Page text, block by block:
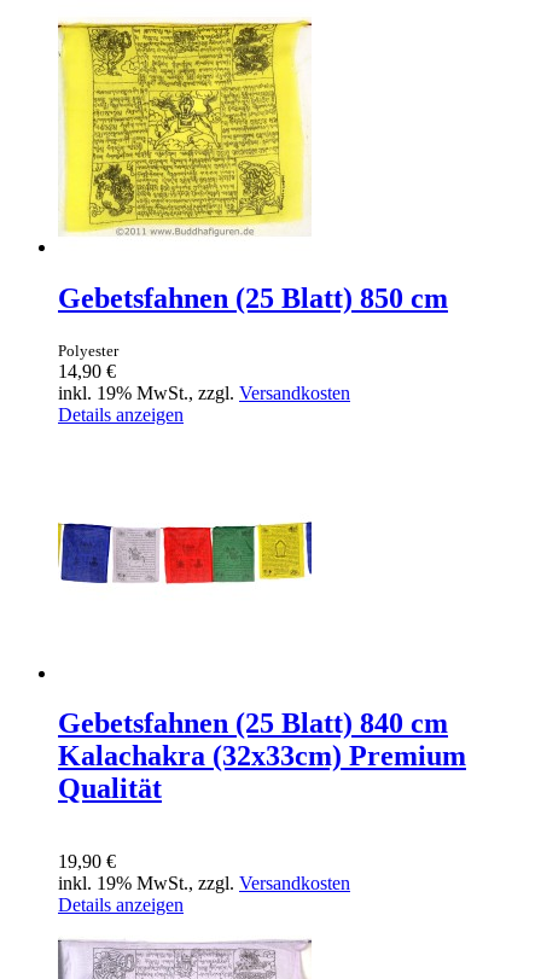
Gebetsfahnen (25 Blatt) 850 cm
Polyester
14,90 €
inkl. 19% MwSt., zzgl. Versandkosten
Details anzeigen
Gebetsfahnen (25 Blatt) 840 cm
Kalachakra (32x33cm) Premium
Qualität
19,90 €
inkl. 19% MwSt., zzgl. Versandkosten
Details anzeigen